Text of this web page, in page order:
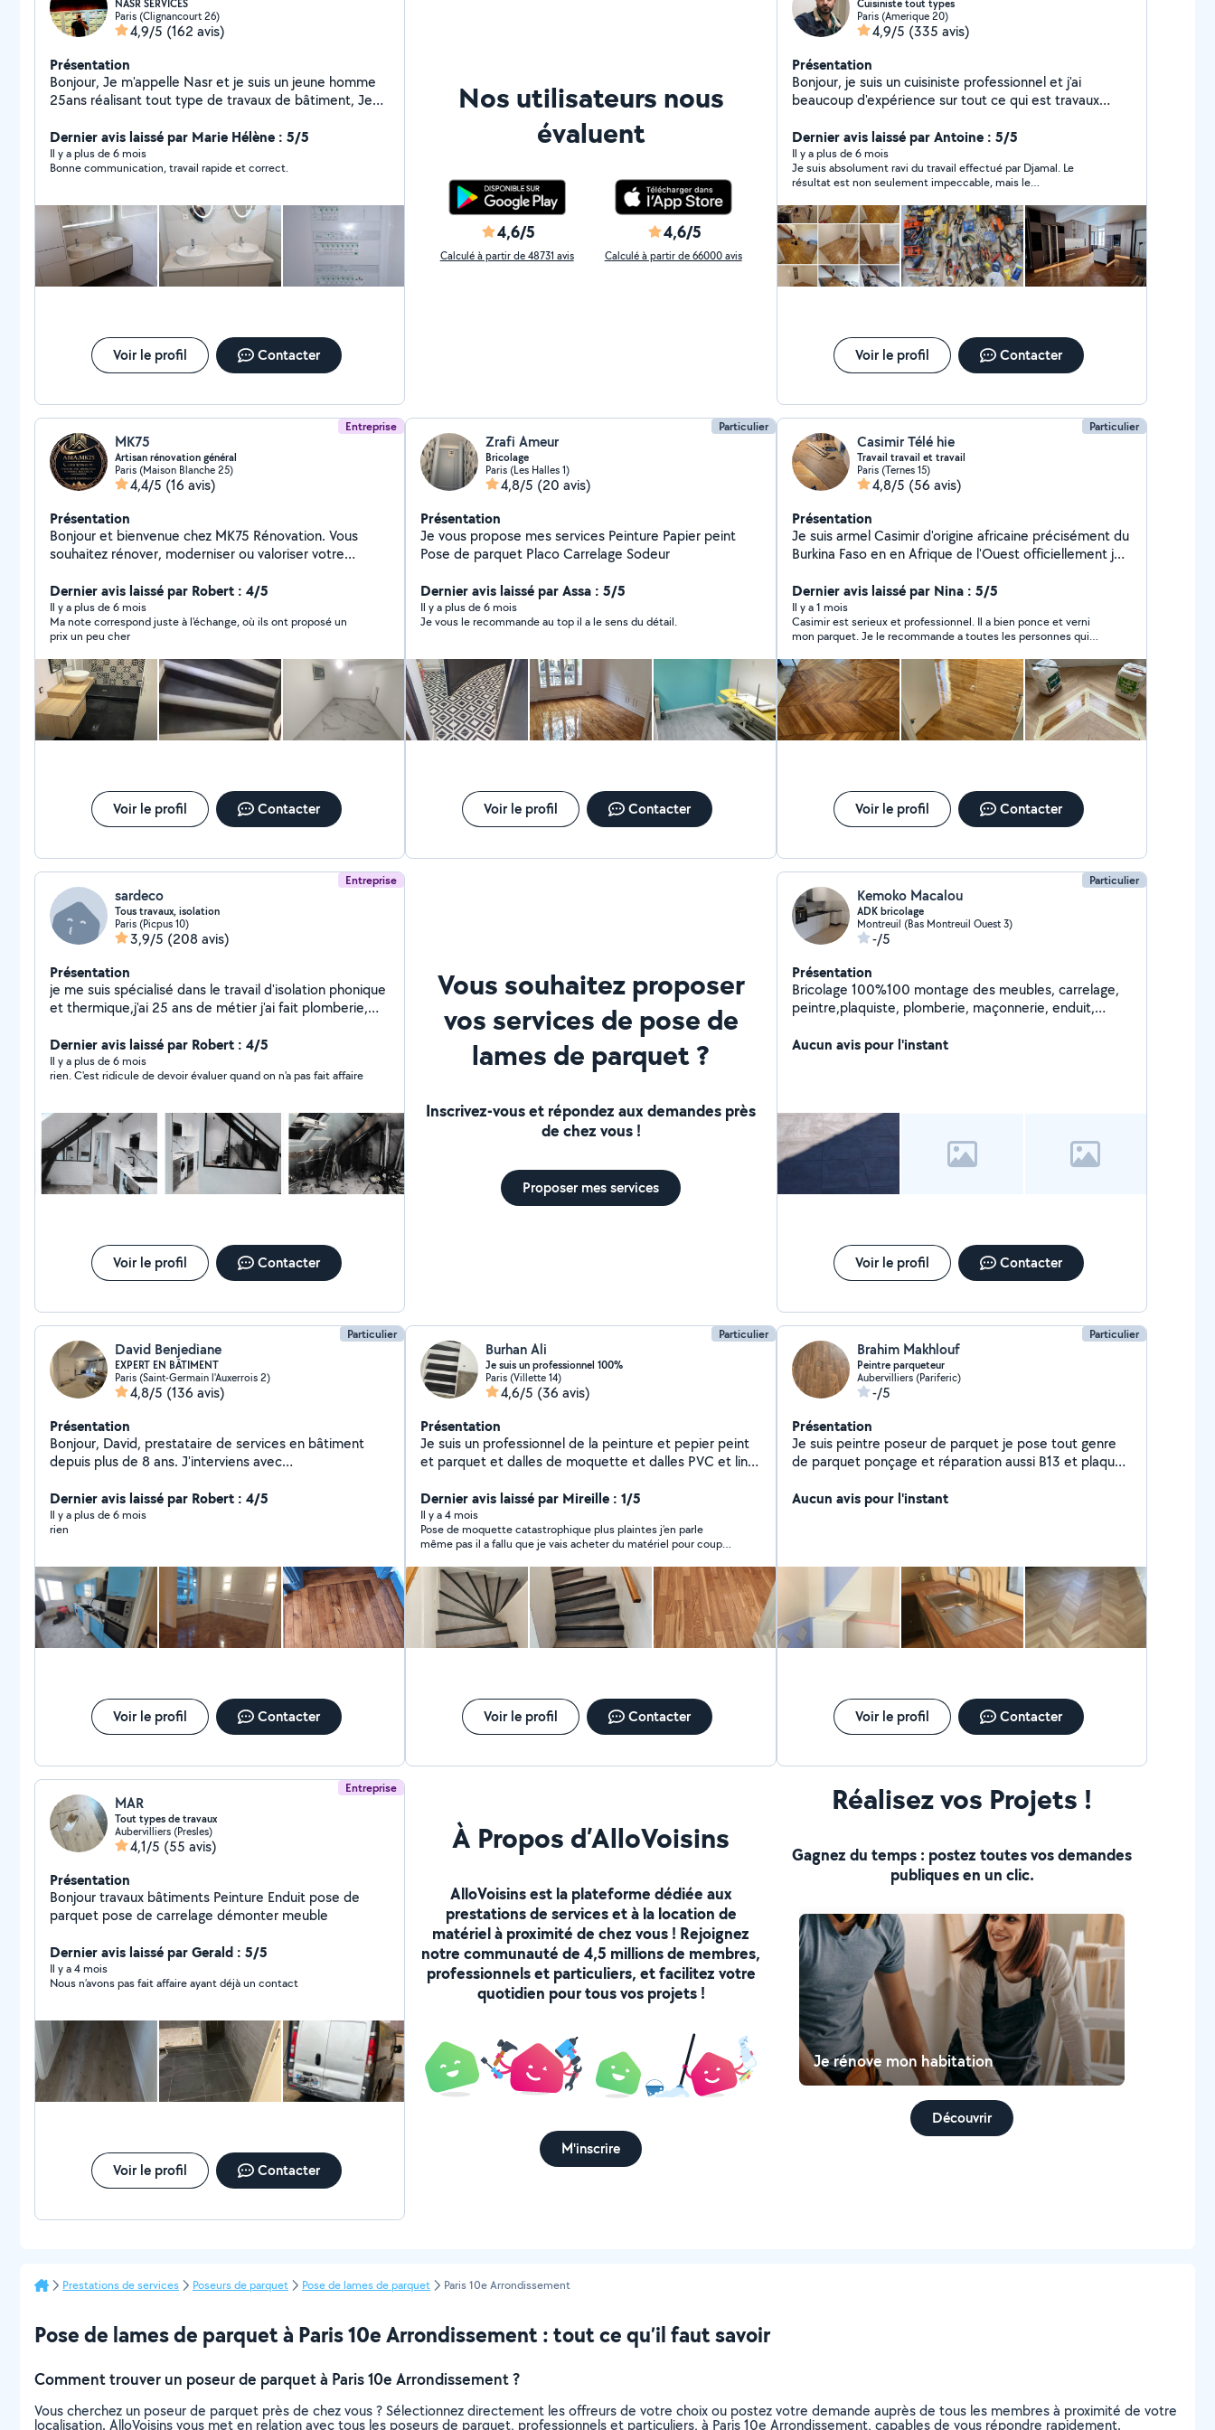
NASR SERVICES
Paris (Clignancourt 26)
4,9/5 (162 avis)
Présentation
Bonjour, Je m'appelle Nasr et je suis un jeune homme
25ans réalisant tout type de travaux de bâtiment, Je
maintenance plomberie et chauffage, Je touche tout le
domaine et je suis expérimenté depuis plusieurs année,
la qualité et la ponctualité sont mes priorités. N'hésitez
Dernier avis laissé par Marie Hélène : 5/5
Il y a plus de 6 mois
Bonne communication, travail rapide et correct.
Voir le profil Contacter
Nos utilisateurs nous
évaluent
4,6/5
Calculé à partir de 48731 avis
4,6/5
Calculé à partir de 66000 avis
Cuisiniste tout types
Paris (Amerique 20)
4,9/5 (335 avis)
Présentation
Bonjour, je suis un cuisiniste professionnel et j'ai
beaucoup d'expérience sur tout ce qui est travaux
travaux notamment montage de meuble en kit,
bricolage, peinture, carrelage, ravalement etc. Je suis
joignable au Merci
Dernier avis laissé par Antoine : 5/5
Il y a plus de 6 mois
Je suis absolument ravi du travail effectué par Djamal. Le
résultat est non seulement impeccable, mais le
l'expérience très agréable du début à la fin. Je recommande
vivement leurs services à quiconque recherche un travail de
qualité.
Voir le profil Contacter
Entreprise
MK75
Artisan rénovation général
Paris (Maison Blanche 25)
4,4/5 (16 avis)
Présentation
Bonjour et bienvenue chez MK75 Rénovation. Vous
souhaitez rénover, moderniser ou valoriser votre
équipe vous accompagne avec sérieux, expérience et
professionnalisme afin de transformer vos espaces et
réaliser vos projets dans les meilleures conditions.
Zone d'intervention : Paris et toute l'Île-de-France.
Devis gratuit et personnalisé. Contactez-nous dès
aujourd'hui et donnons ensemble une nouvelle vie à
votre intérieur.
Dernier avis laissé par Robert : 4/5
Il y a plus de 6 mois
Ma note correspond juste à l'échange, où ils ont proposé un
prix un peu cher
Voir le profil Contacter
Particulier
Zrafi Ameur
Bricolage
Paris (Les Halles 1)
4,8/5 (20 avis)
Présentation
Je vous propose mes services Peinture Papier peint
Pose de parquet Placo Carrelage Sodeur
Dernier avis laissé par Assa : 5/5
Il y a plus de 6 mois
Je vous le recommande au top il a le sens du détail.
Voir le profil Contacter
Particulier
Casimir Télé hie
Travail travail et travail
Paris (Ternes 15)
4,8/5 (56 avis)
Présentation
Je suis armel Casimir d'origine africaine précisément du
Burkina Faso en en Afrique de l'Ouest officiellement je
Samsig je pose les anciens parquet massif je ponce l'es
parquet j'ai déjà tous mes outils de travail n'hésitez à
me contacter
Dernier avis laissé par Nina : 5/5
Il y a 1 mois
Casimir est serieux et professionnel. Il a bien ponce et verni
mon parquet. Je le recommande a toutes les personnes qui
Voir le profil Contacter
Entreprise
sardeco
Tous travaux, isolation
Paris (Picpus 10)
3,9/5 (208 avis)
Présentation
je me suis spécialisé dans le travail d'isolation phonique
et thermique,j'ai 25 ans de métier j'ai fait plomberie,
bain,peinture et faux plafonds je fais tout travaux
d'intérieur et ravalement mes travaux sont couvert par
une garantie décennale
Dernier avis laissé par Robert : 4/5
Il y a plus de 6 mois
rien. C'est ridicule de devoir évaluer quand on n'a pas fait affaire
Voir le profil Contacter
Vous souhaitez proposer
vos services de pose de
lames de parquet ?
Inscrivez-vous et répondez aux demandes près
de chez vous !
Proposer mes services
Particulier
Kemoko Macalou
ADK bricolage
Montreuil (Bas Montreuil Ouest 3)
-/5
Présentation
Bricolage 100%100 montage des meubles, carrelage,
peintre,plaquiste, plomberie, maçonnerie, enduit,
Aucun avis pour l'instant
Voir le profil Contacter
Particulier
David Benjediane
EXPERT EN BÂTIMENT
Paris (Saint-Germain l'Auxerrois 2)
4,8/5 (136 avis)
Présentation
Bonjour, David, prestataire de services en bâtiment
depuis plus de 8 ans. J'interviens avec
montage de cuisine et de meubles, peinture, soudure,
carrelage, maçonnerie, ainsi que la pose, dépose,
ponçage, vitrification et réparation de parquet.
réaliser vos projets avec sérieux, rapidité et soin.
Contactez-moi pour échanger sur vos besoins et
obtenir un accompagnement sur mesure.
Dernier avis laissé par Robert : 4/5
Il y a plus de 6 mois
rien
Voir le profil Contacter
Particulier
Burhan Ali
Je suis un professionnel 100%
Paris (Villette 14)
4,6/5 (36 avis)
Présentation
Je suis un professionnel de la peinture et pepier peint
et parquet et dalles de moquette et dalles PVC et lino
juste confiance une fois et j'espère que vous me
rappellerez, Croyez-moi, je vous ferai un travail très bon
et propre merci beaucoup
Dernier avis laissé par Mireille : 1/5
Il y a 4 mois
Pose de moquette catastrophique plus plaintes j’en parle
même pas il a fallu que je vais acheter du matériel pour couper
portes de mon dressing que je venais de faire poser 3 jours
avant j’ai du refaire faire une porte plus une paroi que j’ai du
garder comme sa il ma dit qu’il allait mettre quelques choses
pour estomper mes j’ai plus u aucune nouvelle à fuire si vous
voulez garder votre maison en bonne état
Voir le profil Contacter
Particulier
Brahim Makhlouf
Peintre parqueteur
Aubervilliers (Pariferic)
-/5
Présentation
Je suis peintre poseur de parquet je pose tout genre
de parquet ponçage et réparation aussi B13 et plaque
Aucun avis pour l'instant
Voir le profil Contacter
Entreprise
MAR
Tout types de travaux
Aubervilliers (Presles)
4,1/5 (55 avis)
Présentation
Bonjour travaux bâtiments Peinture Enduit pose de
parquet pose de carrelage démonter meuble
Dernier avis laissé par Gerald : 5/5
Il y a 4 mois
Nous n’avons pas fait affaire ayant déjà un contact
Voir le profil Contacter
À Propos d’AlloVoisins
AlloVoisins est la plateforme dédiée aux
prestations de services et à la location de
matériel à proximité de chez vous ! Rejoignez
notre communauté de 4,5 millions de membres,
professionnels et particuliers, et facilitez votre
quotidien pour tous vos projets !
M'inscrire
Réalisez vos Projets !
Gagnez du temps : postez toutes vos demandes
publiques en un clic.
Je rénove mon habitation
Découvrir
Prestations de services Poseurs de parquet Pose de lames de parquet Paris 10e Arrondissement
Pose de lames de parquet à Paris 10e Arrondissement : tout ce qu’il faut savoir
Comment trouver un poseur de parquet à Paris 10e Arrondissement ?
Vous cherchez un poseur de parquet près de chez vous ? Sélectionnez directement les offreurs de votre choix ou postez votre demande auprès de tous les membres à proximité de votre
localisation. AlloVoisins vous met en relation avec tous les poseurs de parquet, professionnels et particuliers, à Paris 10e Arrondissement, capables de vous répondre rapidement.